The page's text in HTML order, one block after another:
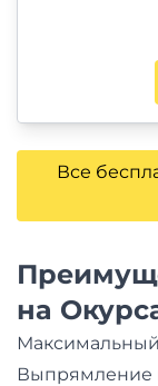
Все
на
Выпрямление